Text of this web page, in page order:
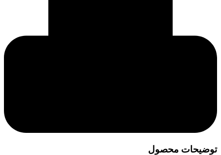
توضیحات محصول